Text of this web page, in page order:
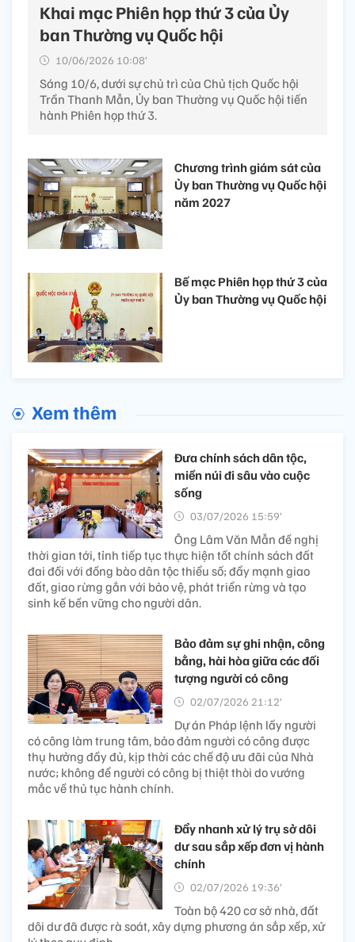
Khai mạc Phiên họp thứ 3 của Ủy
ban Thường vụ Quốc hội
10/06/2026 10:08’
Sáng 10/6, dưới sự chủ trì của Chủ tịch Quốc hội
Trần Thanh Mẫn, Ủy ban Thường vụ Quốc hội tiến
hành Phiên họp thứ 3.
Chương trình giám sát của
Ủy ban Thường vụ Quốc hội
năm 2027
Bế mạc Phiên họp thứ 3 của
Ủy ban Thường vụ Quốc hội
Xem thêm
Đưa chính sách dân tộc,
miền núi đi sâu vào cuộc
sống
03/07/2026 15:59’
Ông Lâm Văn Mẫn đề nghị
thời gian tới, tỉnh tiếp tục thực hiện tốt chính sách đất
đai đối với đồng bào dân tộc thiểu số; đẩy mạnh giao
đất, giao rừng gắn với bảo vệ, phát triển rừng và tạo
sinh kế bền vững cho người dân.
Bảo đảm sự ghi nhận, công
bằng, hài hòa giữa các đối
tượng người có công
02/07/2026 21:12’
Dự án Pháp lệnh lấy người
có công làm trung tâm, bảo đảm người có công được
thụ hưởng đầy đủ, kịp thời các chế độ ưu đãi của Nhà
nước; không để người có công bị thiệt thòi do vướng
mắc về thủ tục hành chính.
Đẩy nhanh xử lý trụ sở dôi
dư sau sắp xếp đơn vị hành
chính
02/07/2026 19:36’
Toàn bộ 420 cơ sở nhà, đất
dôi dư đã được rà soát, xây dựng phương án sắp xếp, xử